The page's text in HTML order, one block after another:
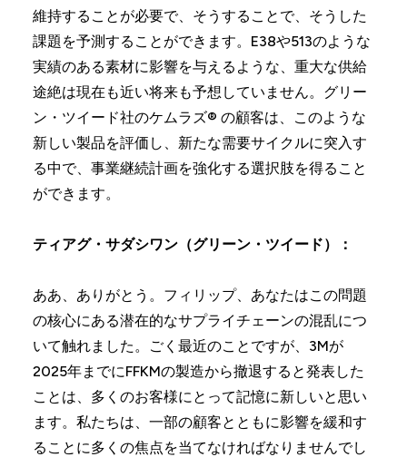
維持することが必要で、そうすることで、そうした
課題を予測することができます。E38や513のような
実績のある素材に影響を与えるような、重大な供給
途絶は現在も近い将来も予想していません。グリー
ン・ツイード社のケムラズ® の顧客は、このような
新しい製品を評価し、新たな需要サイクルに突入す
る中で、事業継続計画を強化する選択肢を得ること
ができます。
ティアグ・サダシワン（グリーン・ツイード）：
ああ、ありがとう。フィリップ、あなたはこの問題
の核心にある潜在的なサプライチェーンの混乱につ
いて触れました。ごく最近のことですが、3Mが
2025年までにFFKMの製造から撤退すると発表した
ことは、多くのお客様にとって記憶に新しいと思い
ます。私たちは、一部の顧客とともに影響を緩和す
ることに多くの焦点を当てなければなりませんでし